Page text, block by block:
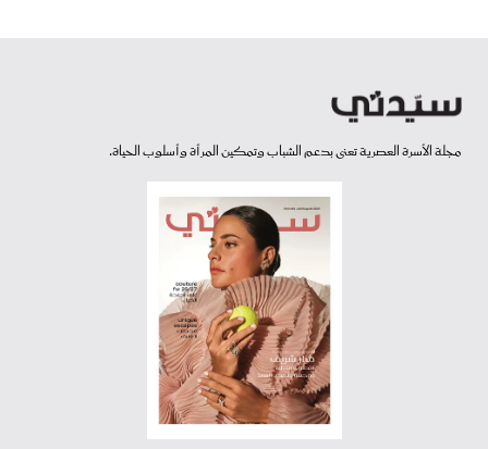
مجلة الأسرة العصرية تعنى بدعم الشباب وتمكين المرأة وأسلوب الحياة.